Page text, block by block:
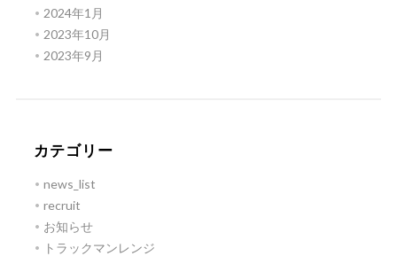
2024年1月
2023年10月
2023年9月
カテゴリー
news_list
recruit
お知らせ
トラックマンレンジ